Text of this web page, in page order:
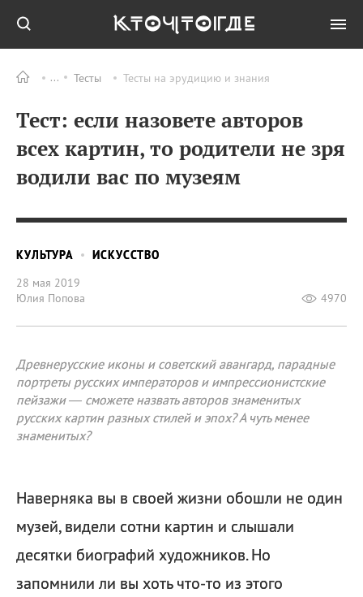
Тесты Тесты на эрудицию и знания
Тест: если назовете авторов
всех картин, то родители не зря
водили вас по музеям
КУЛЬТУРА
ИСКУССТВО
28 мая 2019
Юлия Попова
4970
Древнерусские иконы и советский авангард, парадные
портреты русских императоров и импрессионистские
пейзажи — сможете назвать авторов знаменитых
русских картин разных стилей и эпох? А чуть менее
знаменитых?
Наверняка вы в своей жизни обошли не один
музей, видели сотни картин и слышали
десятки биографий художников. Но
запомнили ли вы хоть что-то из этого